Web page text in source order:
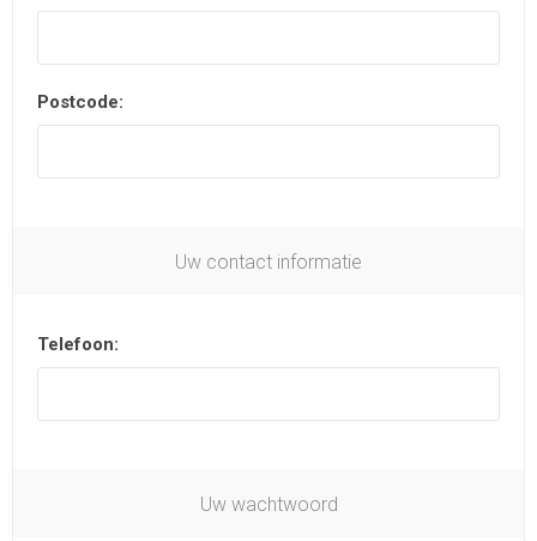
Postcode:
Uw contact informatie
Telefoon:
Uw wachtwoord